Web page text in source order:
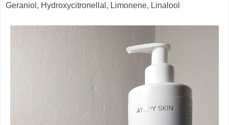
Geraniol, Hydroxycitronellal, Limonene, Linalool